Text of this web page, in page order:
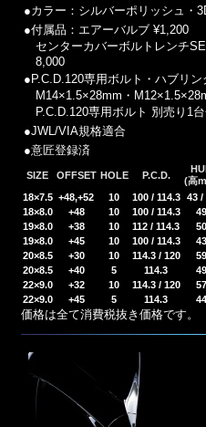
●カラー：シルバーポリッシュ・
●付属品：エアーバルブ ¥1,200
センターカバーボルトレンチ
8,000
●P.C.D.120専用ボルト・ハブリ
M14×1.5×28mm・
P.C.D.120専用ボルト 別売り1
●JWL/VIA規格適合
●意匠登録済
SIZE OFFSET HOLE P.C.D.
(高
18×7.5 +48,+52 10 100 / 114.3 43 /
18×8.0
+48 10 100 / 114.3 49
19×8.0
+38 10 112 / 114.3 50
19×8.0
+45 10 100 / 114.3 43
20×8.5
+30 10 114.3 / 120 59
20×8.5
+40 5 114.3 49
22×9.0
+32 10 114.3 / 120 57
22×9.0
+45 5 114.3 44
価格は全て消費税抜き価格です。